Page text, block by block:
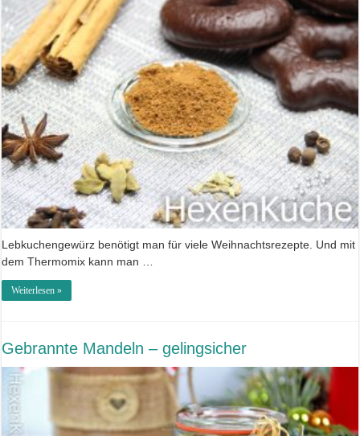
Lebkuchengewürz benötigt man für viele Weihnachtsrezepte. Und mit
dem Thermomix kann man …
Weiterlesen »
Gebrannte Mandeln – gelingsicher